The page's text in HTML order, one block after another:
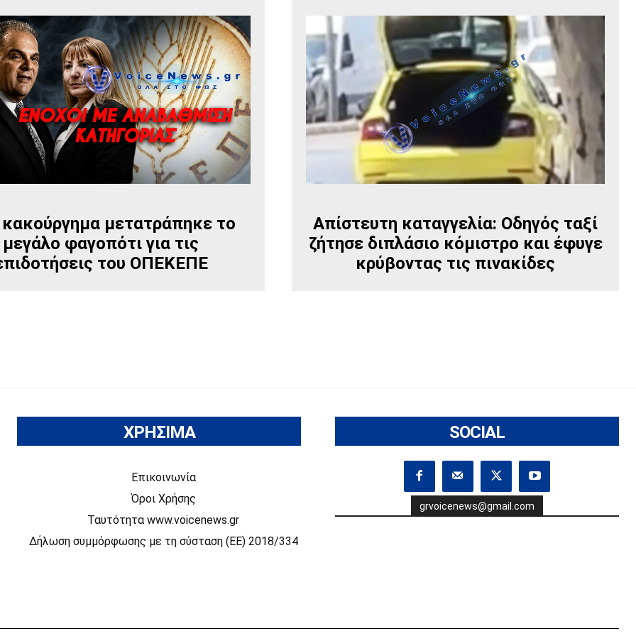
μετατράπηκε το
μεγάλο φαγοπότι για τις
του ΟΠΕΚΕΠΕ
Απίστευτη καταγγελία: Οδηγός ταξί
ζήτησε διπλάσιο κόμιστρο και έφυγε
κρύβοντας τις πινακίδες
ΧΡΗΣΙΜΑ
Επικοινωνία
Όροι Χρήσης
Ταυτότητα www.voicenews.gr
Δήλωση συμμόρφωσης με τη σύσταση (ΕΕ) 2018/334
SOCIAL
grvoicenews@gmail.com